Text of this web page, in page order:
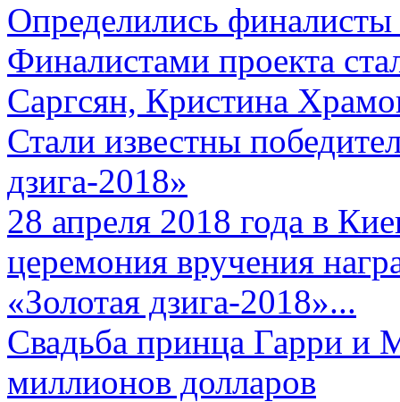
Определились
Финалистами проекта
Саргсян, Кристина
Стали известны
дзига-2018»
28 апреля 2018 года в
церемония вручения
«Золотая дзига-2018»...
Свадьба принца Гарри и
миллионов долларов